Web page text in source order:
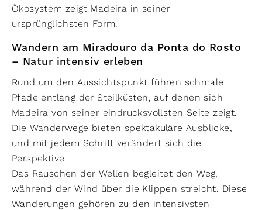
Ökosystem zeigt Madeira in seiner
ursprünglichsten Form.
Wandern am Miradouro da Ponta do Rosto
– Natur intensiv erleben
Rund um den Aussichtspunkt führen schmale
Pfade entlang der Steilküsten, auf denen sich
Madeira von seiner eindrucksvollsten Seite zeigt.
Die Wanderwege bieten spektakuläre Ausblicke,
und mit jedem Schritt verändert sich die
Perspektive.
Das Rauschen der Wellen begleitet den Weg,
während der Wind über die Klippen streicht. Diese
Wanderungen gehören zu den intensivsten